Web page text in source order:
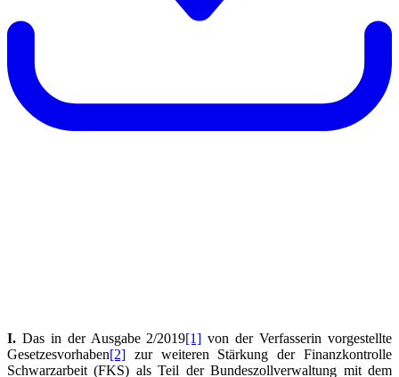
I. Das in der Ausgabe 2/2019[1] von der Verfasserin vorgestellte
Gesetzesvorhaben[2] zur weiteren Stärkung der Finanzkontrolle
Schwarzarbeit (FKS) als Teil der Bundeszollverwaltung mit dem